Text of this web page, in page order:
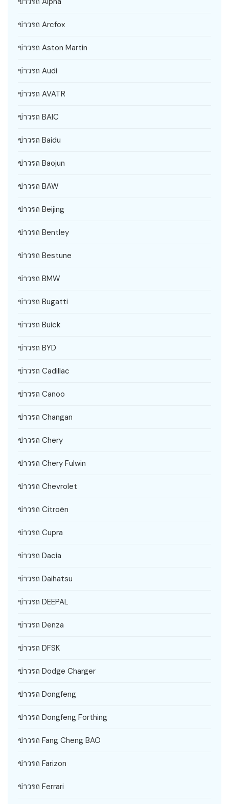
ข่าวรถ Arcfox
ข่าวรถ Aston Martin
ข่าวรถ Audi
ข่าวรถ AVATR
ข่าวรถ BAIC
ข่าวรถ Baidu
ข่าวรถ Baojun
ข่าวรถ BAW
ข่าวรถ Beijing
ข่าวรถ Bentley
ข่าวรถ Bestune
ข่าวรถ BMW
ข่าวรถ Bugatti
ข่าวรถ Buick
ข่าวรถ BYD
ข่าวรถ Cadillac
ข่าวรถ Canoo
ข่าวรถ Changan
ข่าวรถ Chery
ข่าวรถ Chery Fulwin
ข่าวรถ Chevrolet
ข่าวรถ Citroën
ข่าวรถ Cupra
ข่าวรถ Dacia
ข่าวรถ Daihatsu
ข่าวรถ DEEPAL
ข่าวรถ Denza
ข่าวรถ DFSK
ข่าวรถ Dodge Charger
ข่าวรถ Dongfeng
ข่าวรถ Dongfeng Forthing
ข่าวรถ Fang Cheng BAO
ข่าวรถ Farizon
ข่าวรถ Ferrari